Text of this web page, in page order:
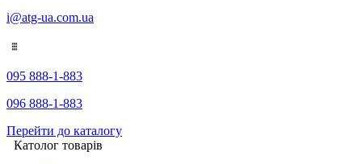
i@atg-ua.com.ua
095 888-1-883
096 888-1-883
Перейти до каталогу
Католог товарів